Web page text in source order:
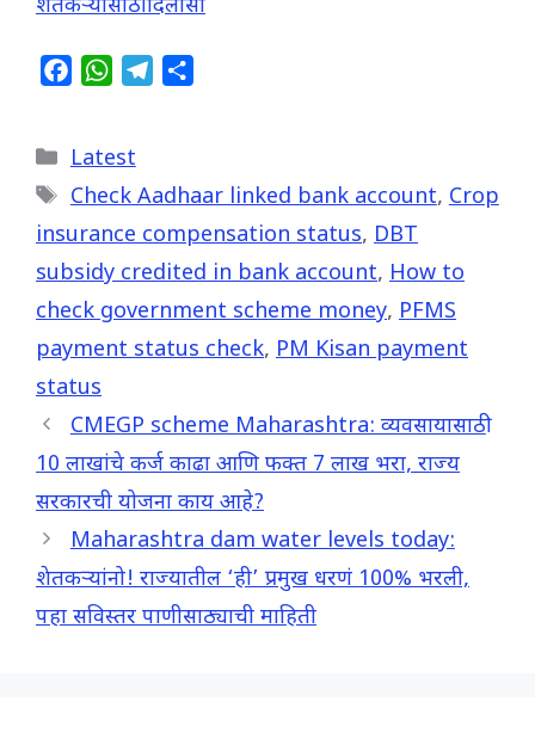
शेतकऱ्यांसाठी दिलासा
e
b
o
k
W
t
s
A
p
g
r
m
e
Categories
Latest
Tags
Check Aadhaar linked bank account, Crop
insurance compensation status, DBT
subsidy credited in bank account, How to
check government scheme money, PFMS
payment status check, PM Kisan payment
status
CMEGP scheme Maharashtra: व्यवसायासाठी
10 लाखांचे कर्ज काढा आणि फक्त 7 लाख भरा, राज्य
सरकारची योजना काय आहे?
Maharashtra dam water levels today:
शेतकऱ्यांनो! राज्यातील ‘ही’ प्रमुख धरणं 100% भरली,
पहा सविस्तर पाणीसाठ्याची माहिती